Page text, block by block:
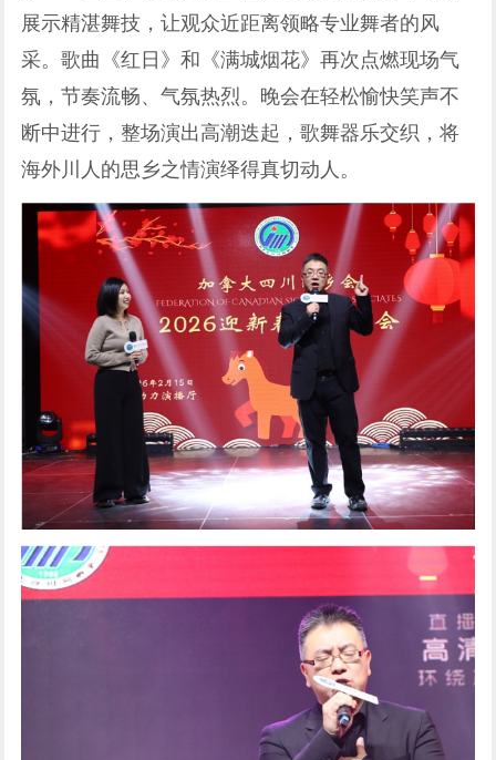
展示精湛舞技，让观众近距离领略专业舞者的风
采。歌曲《红日》和《满城烟花》再次点燃现场气
氛，节奏流畅、气氛热烈。晚会在轻松愉快笑声不
断中进行，整场演出高潮迭起，歌舞器乐交织，将
海外川人的思乡之情演绎得真切动人。